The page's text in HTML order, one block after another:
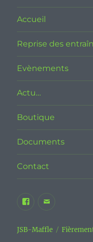
Accueil
Reprise des
Evènements
Actu…
Boutique
Documents
Contact
Facebook
JSB
Maffle
E-
JSB-Maffle